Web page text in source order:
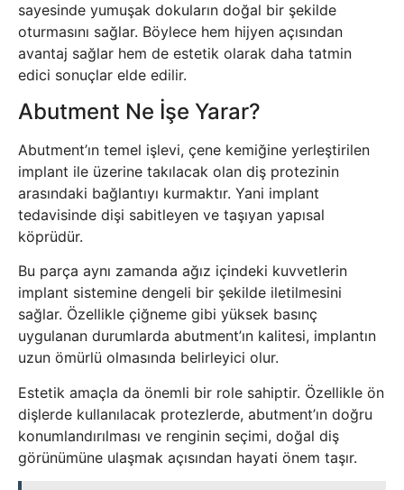
sayesinde yumuşak dokuların doğal bir şekilde
oturmasını sağlar. Böylece hem hijyen açısından
avantaj sağlar hem de estetik olarak daha tatmin
edici sonuçlar elde edilir.
Abutment Ne İşe Yarar?
Abutment’ın temel işlevi, çene kemiğine yerleştirilen
implant ile üzerine takılacak olan diş protezinin
arasındaki bağlantıyı kurmaktır. Yani implant
tedavisinde dişi sabitleyen ve taşıyan yapısal
köprüdür.
Bu parça aynı zamanda ağız içindeki kuvvetlerin
implant sistemine dengeli bir şekilde iletilmesini
sağlar. Özellikle çiğneme gibi yüksek basınç
uygulanan durumlarda abutment’ın kalitesi, implantın
uzun ömürlü olmasında belirleyici olur.
Estetik amaçla da önemli bir role sahiptir. Özellikle ön
dişlerde kullanılacak protezlerde, abutment’ın doğru
konumlandırılması ve renginin seçimi, doğal diş
görünümüne ulaşmak açısından hayati önem taşır.